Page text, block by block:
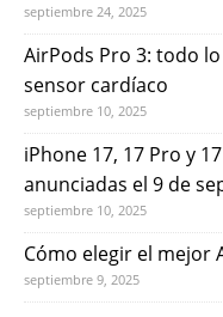
septiembre 24, 2025
AirPods Pro 3: todo
sensor cardíaco
septiembre 10, 2025
iPhone 17, 17 Pro y
anunciadas el 9 de
septiembre 10, 2025
Cómo elegir el mejor
septiembre 9, 2025